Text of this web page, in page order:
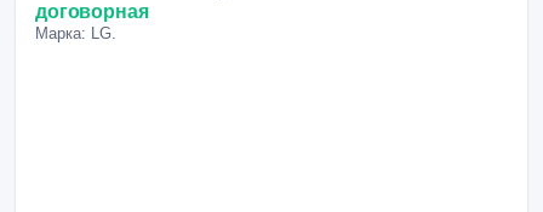
договорная
Марка: LG.